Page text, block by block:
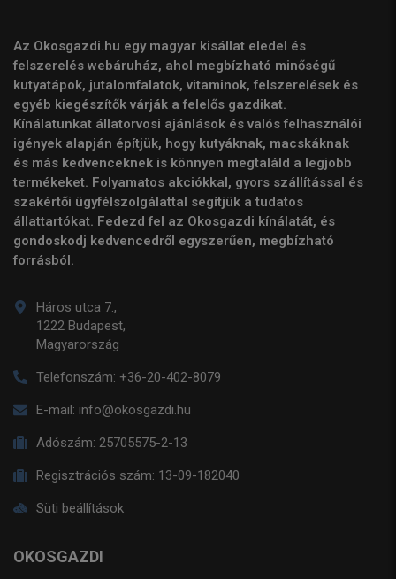
Az Okosgazdi.hu egy magyar kisállat eledel és
felszerelés webáruház, ahol megbízható minőségű
kutyatápok, jutalomfalatok, vitaminok, felszerelések és
egyéb kiegészítők várják a felelős gazdikat.
Kínálatunkat állatorvosi ajánlások és valós felhasználói
igények alapján építjük, hogy kutyáknak, macskáknak
és más kedvenceknek is könnyen megtaláld a legjobb
termékeket. Folyamatos akciókkal, gyors szállítással és
szakértői ügyfélszolgálattal segítjük a tudatos
állattartókat. Fedezd fel az Okosgazdi kínálatát, és
gondoskodj kedvencedről egyszerűen, megbízható
forrásból.
Háros utca 7.,
1222 Budapest,
Magyarország
Telefonszám: +36-20-402-8079
E-mail: info@okosgazdi.hu
Adószám: 25705575-2-13
Regisztrációs szám: 13-09-182040
Süti beállítások
OKOSGAZDI